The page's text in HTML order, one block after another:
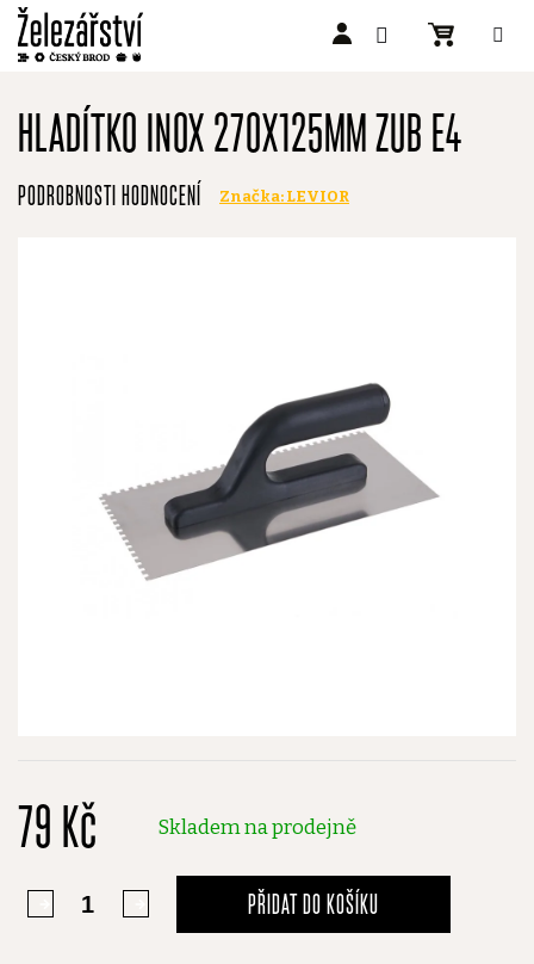
HLADÍTKO INOX 270X125MM ZUB E4
Průměrné
hodnocení
PODROBNOSTI HODNOCENÍ Značka: LEVIOR
79 Kč Skladem na prodejně
PŘIDAT DO KOŠÍKU